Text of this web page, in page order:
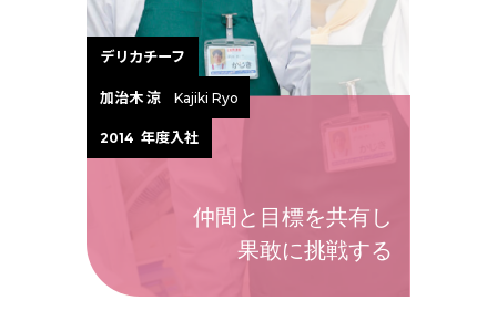
デリカチーフ
加治木 涼
Kajiki Ryo
2014 年度入社
仲間と目標を共有し
果敢に挑戦する